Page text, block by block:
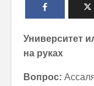
Университет
на руках
Вопрос: